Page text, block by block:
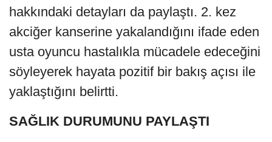
hakkındaki detayları da paylaştı. 2. kez
akciğer kanserine yakalandığını ifade eden
usta oyuncu hastalıkla mücadele edeceğini
söyleyerek hayata pozitif bir bakış açısı ile
yaklaştığını belirtti.
SAĞLIK DURUMUNU PAYLAŞTI